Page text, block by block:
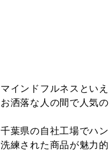
マインドフルネスとい
お洒落な人の間で人気
千葉県の自社工場でハ
洗練された商品が魅力